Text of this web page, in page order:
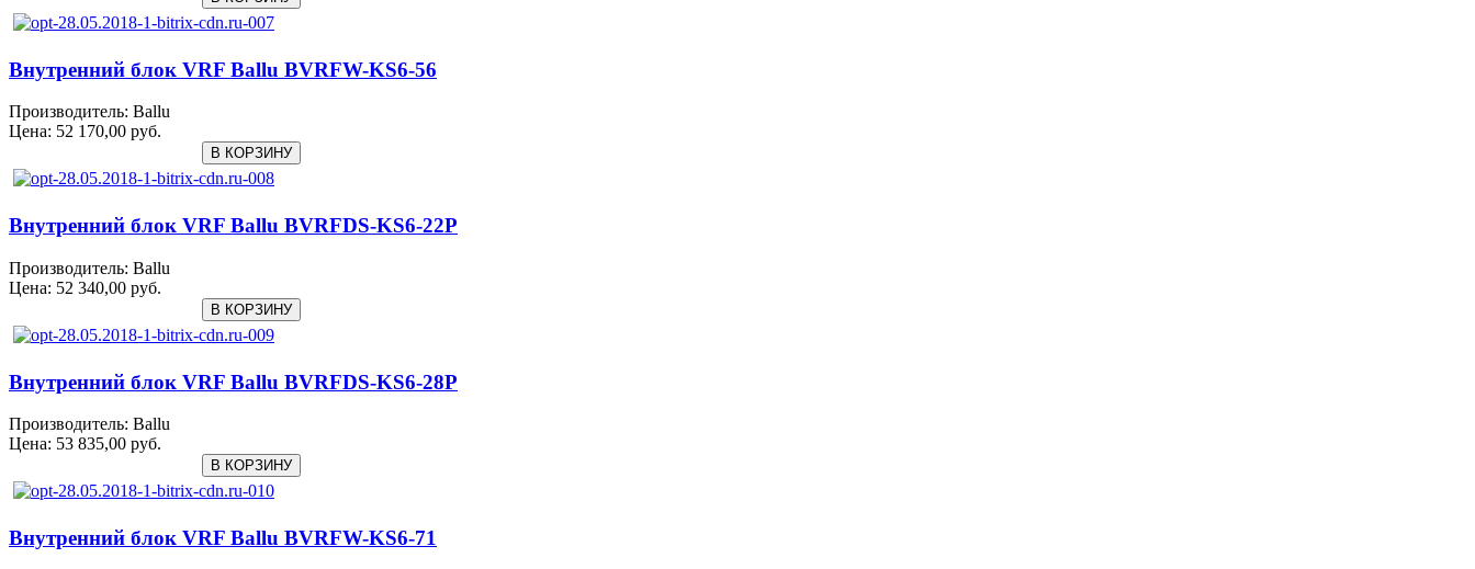
Внутренний блок VRF Ballu BVRFW-KS6-56
Производитель: Ballu
Цена: 52 170,00 руб.
Внутренний блок VRF Ballu BVRFDS-KS6-22P
Производитель: Ballu
Цена: 52 340,00 руб.
Внутренний блок VRF Ballu BVRFDS-KS6-28P
Производитель: Ballu
Цена: 53 835,00 руб.
Внутренний блок VRF Ballu BVRFW-KS6-71